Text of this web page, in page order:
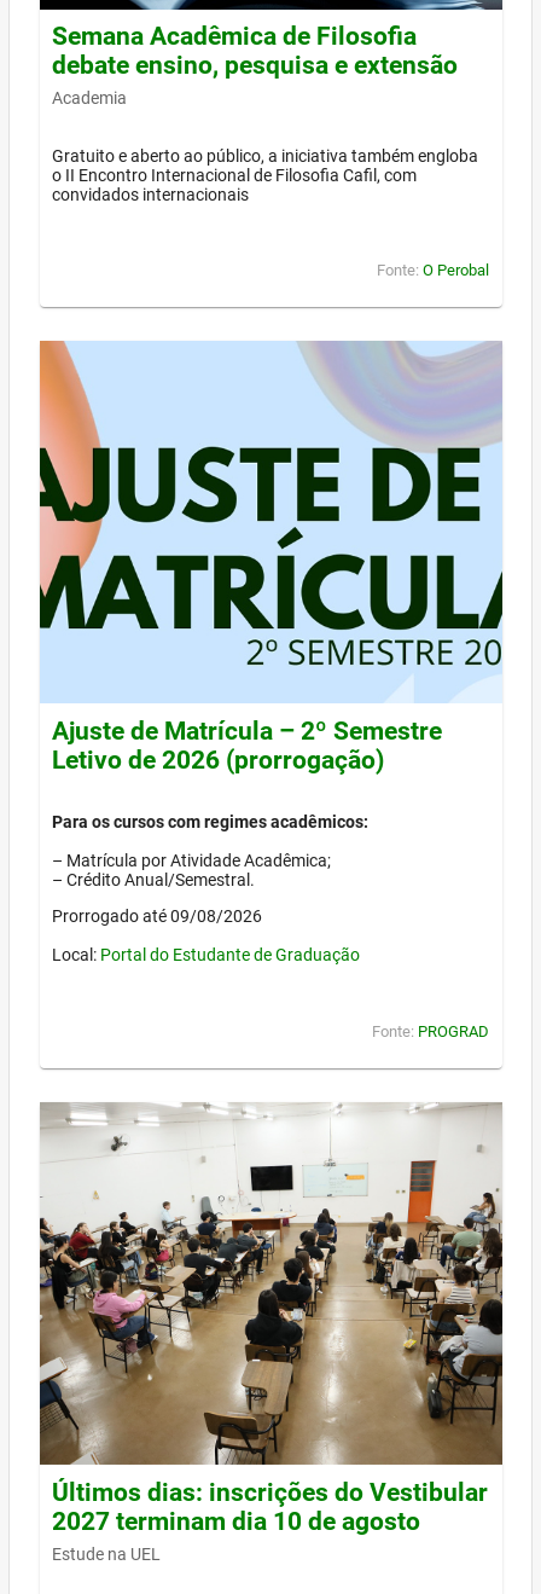
Semana Acadêmica de Filosofia
debate ensino, pesquisa e extensão
Academia
Gratuito e aberto ao público, a iniciativa também engloba
o II Encontro Internacional de Filosofia Cafil, com
convidados internacionais
Fonte: O Perobal
Ajuste de Matrícula – 2º Semestre
Letivo de 2026 (prorrogação)
Para os cursos com regimes acadêmicos:
– Matrícula por Atividade Acadêmica;
– Crédito Anual/Semestral.
Prorrogado até 09/08/2026
Local: Portal do Estudante de Graduação
Fonte: PROGRAD
Últimos dias: inscrições do Vestibular
2027 terminam dia 10 de agosto
Estude na UEL